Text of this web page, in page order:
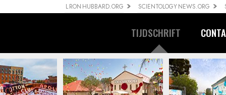
L RON HUBBARD.ORG SCIENTOLOGY NEWS.ORG
TIJDSCHRIFT